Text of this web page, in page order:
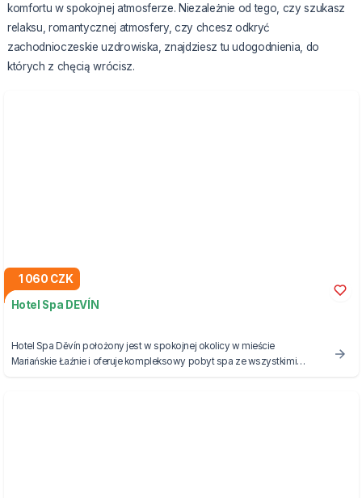
komfortu w spokojnej atmosferze. Niezależnie od tego, czy szukasz
relaksu, romantycznej atmosfery, czy chcesz odkryć
zachodnioczeskie uzdrowiska, znajdziesz tu udogodnienia, do
których z chęcią wrócisz.
1 060 CZK
Hotel Spa DEVÍN
Hotel Spa Děvín położony jest w spokojnej okolicy w mieście
Mariańskie Łaźnie i oferuje kompleksowy pobyt spa ze wszystkimi